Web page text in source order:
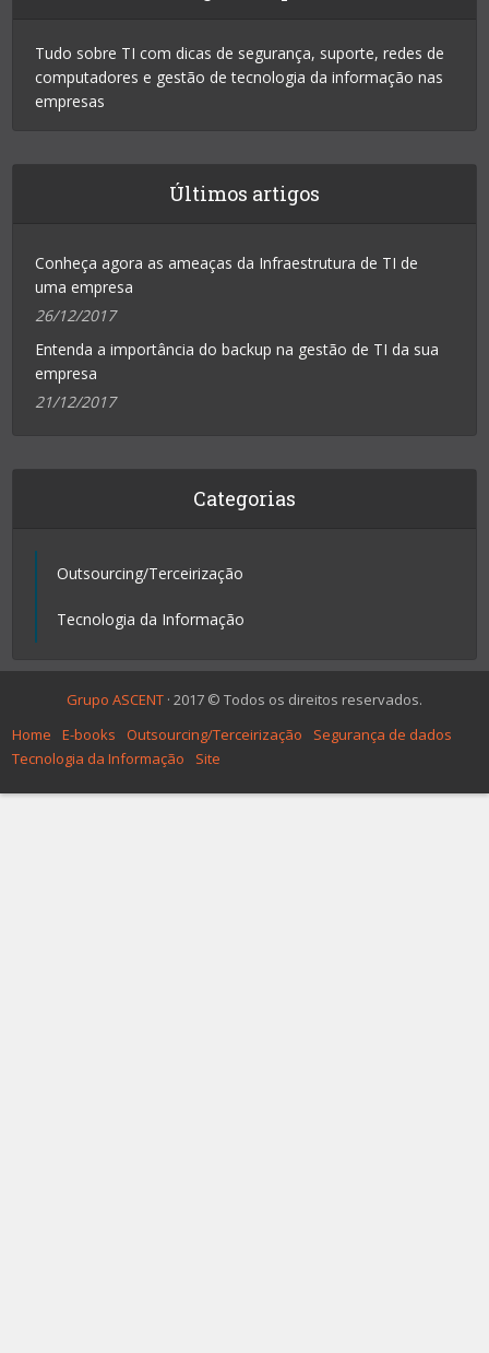
Tudo sobre TI com dicas de segurança, suporte, redes de
computadores e gestão de tecnologia da informação nas
empresas
Últimos artigos
Conheça agora as ameaças da Infraestrutura de TI de
uma empresa
26/12/2017
Entenda a importância do backup na gestão de TI da sua
empresa
21/12/2017
Categorias
Outsourcing/Terceirização
Tecnologia da Informação
Grupo ASCENT · 2017 © Todos os direitos reservados.
Home
E-books Outsourcing/Terceirização
Segurança de dados
Tecnologia da Informação
Site